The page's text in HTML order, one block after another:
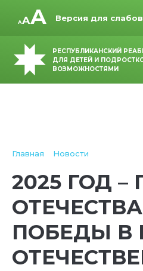
Версия для
РЕСПУБЛИКАНСКИЙ
ДЛЯ ДЕТЕЙ И
ВОЗМОЖНОСТЯМИ
Главная Новости
2025 ГОД
ПОБЕДЫ В